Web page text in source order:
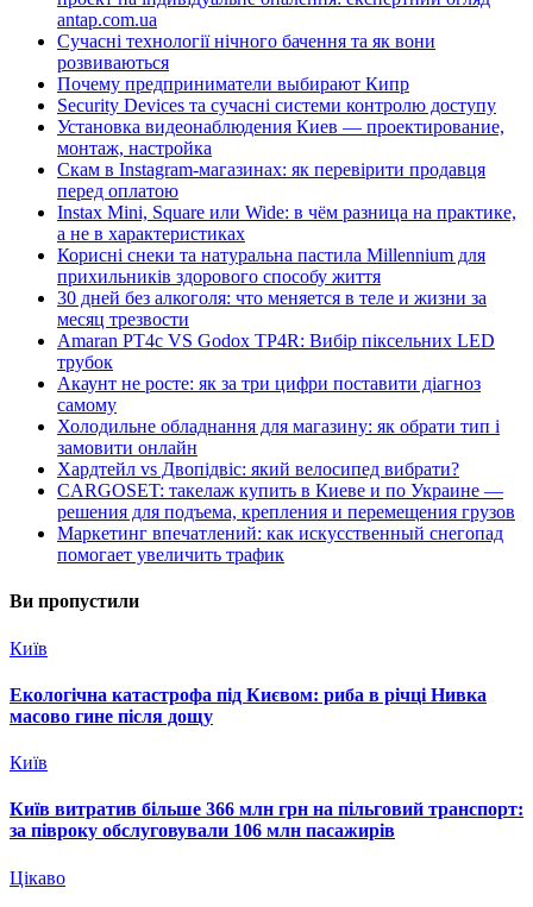
antap.com.ua
Сучасні технології нічного бачення та як вони
розвиваються
Почему предприниматели выбирают Кипр
Security Devices та сучасні системи контролю доступу
Установка видеонаблюдения Киев — проектирование,
монтаж, настройка
Скам в Instagram-магазинах: як перевірити продавця
перед оплатою
Instax Mini, Square или Wide: в чём разница на практике,
а не в характеристиках
Корисні снеки та натуральна пастила Millennium для
прихильників здорового способу життя
30 дней без алкоголя: что меняется в теле и жизни за
месяц трезвости
Amaran PT4c VS Godox TP4R: Вибір піксельних LED
трубок
Акаунт не росте: як за три цифри поставити діагноз
самому
Холодильне обладнання для магазину: як обрати тип і
замовити онлайн
Хардтейл vs Двопідвіс: який велосипед вибрати?
CARGOSET: такелаж купить в Киеве и по Украине —
решения для подъема, крепления и перемещения грузов
Маркетинг впечатлений: как искусственный снегопад
помогает увеличить трафик
Ви пропустили
Київ
Екологічна катастрофа під Києвом: риба в річці Нивка
масово гине після дощу
Київ
Київ витратив більше 366 млн грн на пільговий транспорт:
за півроку обслуговували 106 млн пасажирів
Цікаво